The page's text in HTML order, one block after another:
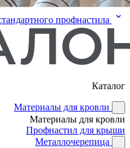
профнастила
Каталог
Материалы для кровли
Материалы для кровли
Профнастил для крыши
Металлочерепица